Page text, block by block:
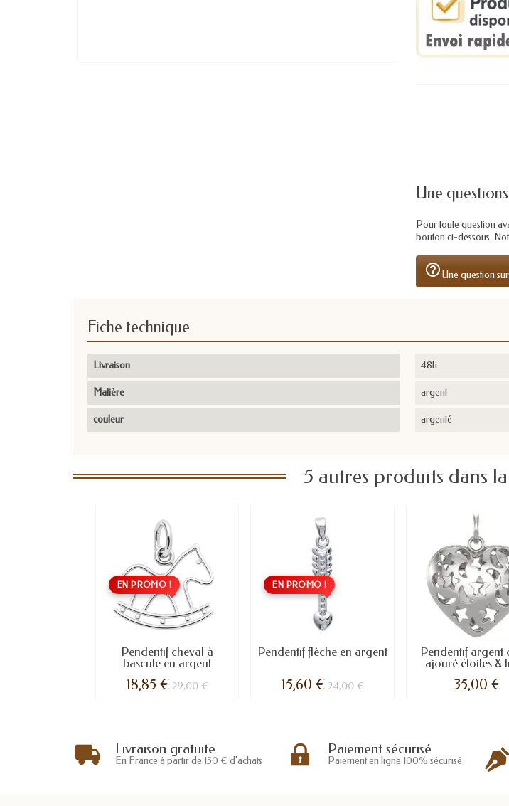
Une
Pour toute question
bouton ci-dessous.
help_outlineUne question
Fiche technique
Livraison 48h
Matière argent
couleur argenté
5 autres produits dans
EN PROMO !
Pendentif cheval à
bascule en argent
18,85 € 29,00 €
EN PROMO !
Pendentif flèche en argent
15,60 €24,00 €
Pendentif argent
ajouré étoiles &
35,00 €
Livraison gratuite
En France à partir de 150 € d'achats
Paiement sécurisé
Paiement en ligne 100% sécurisé